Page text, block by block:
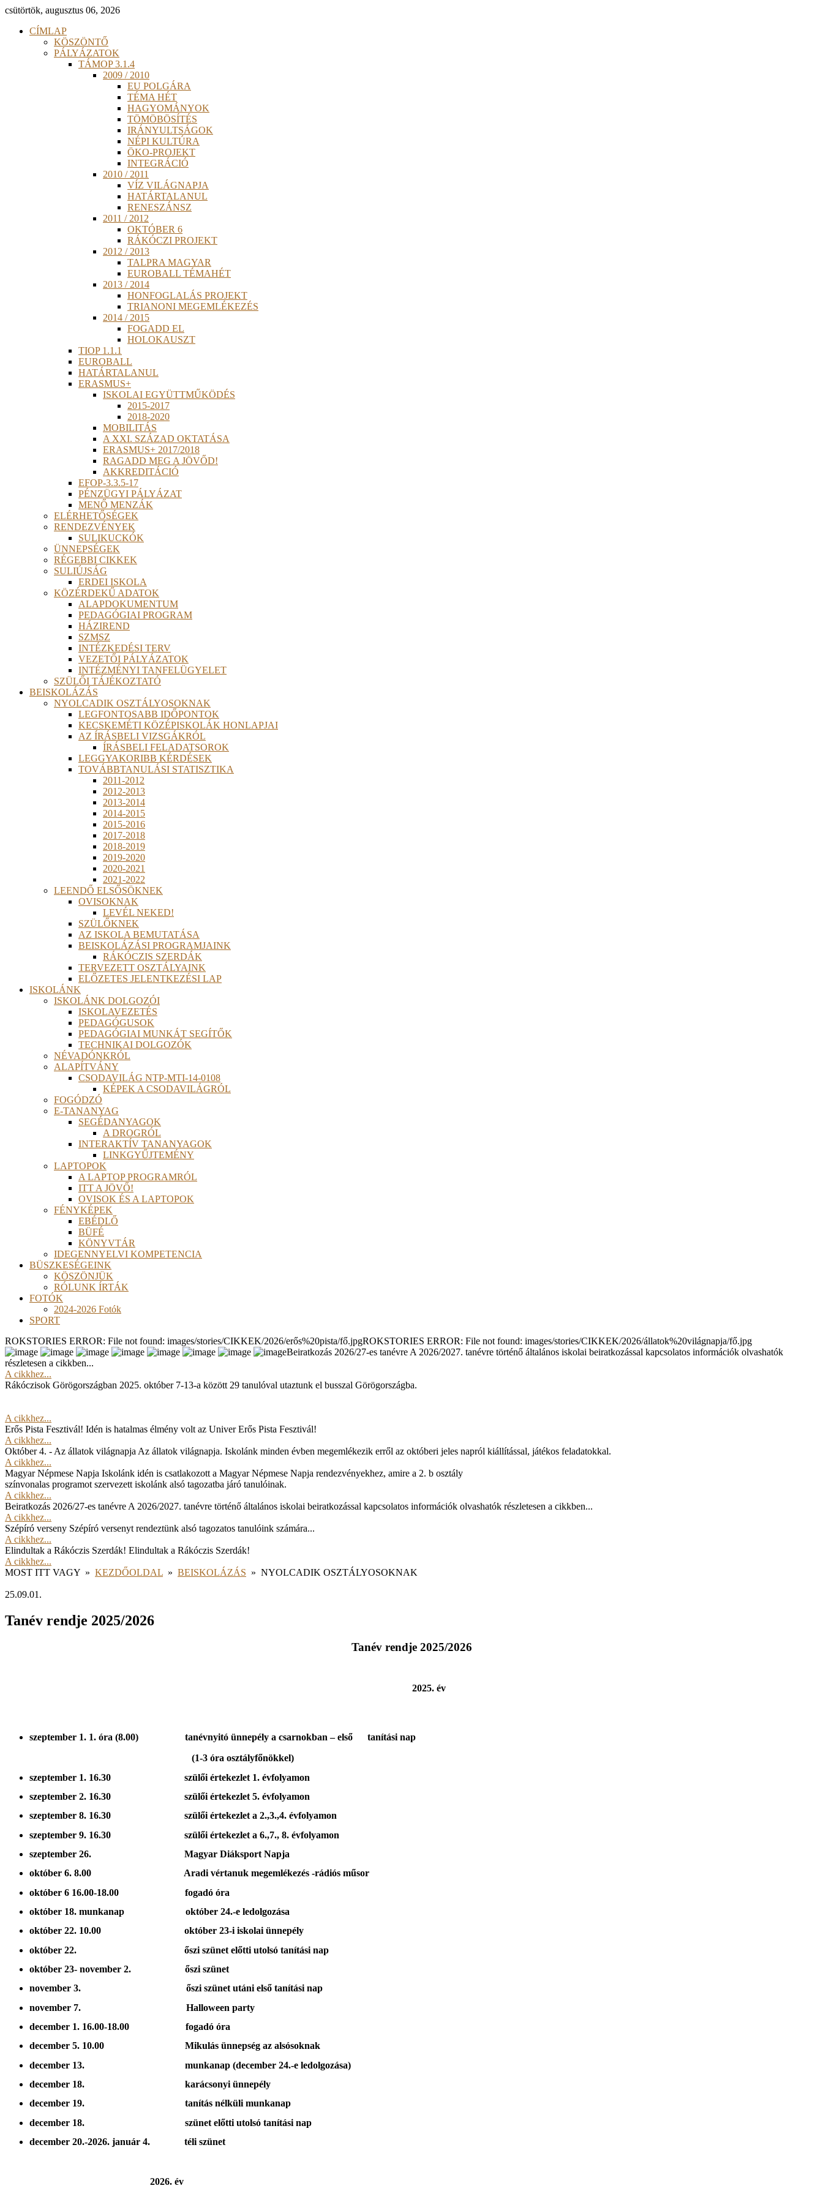
csütörtök, augusztus 06, 2026
CÍMLAP
KÖSZÖNTŐ
PÁLYÁZATOK
TÁMOP 3.1.4
2009 / 2010
EU POLGÁRA
TÉMA HÉT
HAGYOMÁNYOK
TÖMÖBÖSÍTÉS
IRÁNYULTSÁGOK
NÉPI KULTÚRA
ÖKO-PROJEKT
INTEGRÁCIÓ
2010 / 2011
VÍZ VILÁGNAPJA
HATÁRTALANUL
RENESZÁNSZ
2011 / 2012
OKTÓBER 6
RÁKÓCZI PROJEKT
2012 / 2013
TALPRA MAGYAR
EUROBALL TÉMAHÉT
2013 / 2014
HONFOGLALÁS PROJEKT
TRIANONI MEGEMLÉKEZÉS
2014 / 2015
FOGADD EL
HOLOKAUSZT
TIOP 1.1.1
EUROBALL
HATÁRTALANUL
ERASMUS+
ISKOLAI EGYÜTTMŰKÖDÉS
2015-2017
2018-2020
MOBILITÁS
A XXI. SZÁZAD OKTATÁSA
ERASMUS+ 2017/2018
RAGADD MEG A JÖVŐD!
AKKREDITÁCIÓ
EFOP-3.3.5-17
PÉNZÜGYI PÁLYÁZAT
MENŐ MENZÁK
ELÉRHETŐSÉGEK
RENDEZVÉNYEK
SULIKUCKÓK
ÜNNEPSÉGEK
RÉGEBBI CIKKEK
SULIÚJSÁG
ERDEI ISKOLA
KÖZÉRDEKŰ ADATOK
ALAPDOKUMENTUM
PEDAGÓGIAI PROGRAM
HÁZIREND
SZMSZ
INTÉZKEDÉSI TERV
VEZETŐI PÁLYÁZATOK
INTÉZMÉNYI TANFELÜGYELET
SZÜLŐI TÁJÉKOZTATÓ
BEISKOLÁZÁS
NYOLCADIK OSZTÁLYOSOKNAK
LEGFONTOSABB IDŐPONTOK
KECSKEMÉTI KÖZÉPISKOLÁK HONLAPJAI
AZ ÍRÁSBELI VIZSGÁKRÓL
ÍRÁSBELI FELADATSOROK
LEGGYAKORIBB KÉRDÉSEK
TOVÁBBTANULÁSI STATISZTIKA
2011-2012
2012-2013
2013-2014
2014-2015
2015-2016
2017-2018
2018-2019
2019-2020
2020-2021
2021-2022
LEENDŐ ELSŐSÖKNEK
OVISOKNAK
LEVÉL NEKED!
SZÜLŐKNEK
AZ ISKOLA BEMUTATÁSA
BEISKOLÁZÁSI PROGRAMJAINK
RÁKÓCZIS SZERDÁK
TERVEZETT OSZTÁLYAINK
ELŐZETES JELENTKEZÉSI LAP
ISKOLÁNK
ISKOLÁNK DOLGOZÓI
ISKOLAVEZETÉS
PEDAGÓGUSOK
PEDAGÓGIAI MUNKÁT SEGÍTŐK
TECHNIKAI DOLGOZÓK
NÉVADÓNKRÓL
ALAPÍTVÁNY
CSODAVILÁG NTP-MTI-14-0108
KÉPEK A CSODAVILÁGRÓL
FOGÓDZÓ
E-TANANYAG
SEGÉDANYAGOK
A DROGRÓL
INTERAKTÍV TANANYAGOK
LINKGYŰJTEMÉNY
LAPTOPOK
A LAPTOP PROGRAMRÓL
ITT A JÖVŐ!
OVISOK ÉS A LAPTOPOK
FÉNYKÉPEK
EBÉDLŐ
BÜFÉ
KÖNYVTÁR
IDEGENNYELVI KOMPETENCIA
BÜSZKESÉGEINK
KÖSZÖNJÜK
RÓLUNK ÍRTÁK
FOTÓK
2024-2026 Fotók
SPORT
ROKSTORIES ERROR: File not found: images/stories/CIKKEK/2026/erős%20pista/fő.jpgROKSTORIES ERROR: File not found: images/stories/CIKKEK/2026/állatok%20világnapja/fő.jpg
Beiratkozás 2026/27-es tanévre A 2026/2027. tanévre történő általános iskolai beiratkozással kapcsolatos információk olvashatók
részletesen a cikkben...
A cikkhez...
Rákóczisok Görögországban 2025. október 7-13-a között 29 tanulóval utaztunk el busszal Görögországba.
A cikkhez...
Erős Pista Fesztivál! Idén is hatalmas élmény volt az Univer Erős Pista Fesztivál!
A cikkhez...
Október 4. - Az állatok világnapja Az állatok világnapja. Iskolánk minden évben megemlékezik erről az októberi jeles napról kiállítással, játékos feladatokkal.
A cikkhez...
Magyar Népmese Napja Iskolánk idén is csatlakozott a Magyar Népmese Napja rendezvényekhez, amire a 2. b osztály
színvonalas programot szervezett iskolánk alsó tagozatba járó tanulóinak.
A cikkhez...
Beiratkozás 2026/27-es tanévre A 2026/2027. tanévre történő általános iskolai beiratkozással kapcsolatos információk olvashatók részletesen a cikkben...
A cikkhez...
Szépíró verseny Szépíró versenyt rendeztünk alsó tagozatos tanulóink számára...
A cikkhez...
Elindultak a Rákóczis Szerdák! Elindultak a Rákóczis Szerdák!
A cikkhez...
MOST ITT VAGY » KEZDŐOLDAL » BEISKOLÁZÁS » NYOLCADIK OSZTÁLYOSOKNAK
25.09.01.
Tanév rendje 2025/2026
Tanév rendje 2025/2026
2025. év
szeptember 1. 1. óra (8.00) tanévnyitó ünnepély a csarnokban – első tanítási nap
(1-3 óra osztályfőnökkel)
szeptember 1. 16.30 szülői értekezlet 1. évfolyamon
szeptember 2. 16.30 szülői értekezlet 5. évfolyamon
szeptember 8. 16.30 szülői értekezlet a 2.,3.,4. évfolyamon
szeptember 9. 16.30 szülői értekezlet a 6.,7., 8. évfolyamon
szeptember 26. Magyar Diáksport Napja
október 6. 8.00 Aradi vértanuk megemlékezés -rádiós műsor
október 6 16.00-18.00 fogadó óra
október 18. munkanap október 24.-e ledolgozása
október 22. 10.00 október 23-i iskolai ünnepély
október 22. őszi szünet előtti utolsó tanítási nap
október 23- november 2. őszi szünet
november 3. őszi szünet utáni első tanítási nap
november 7. Halloween party
december 1. 16.00-18.00 fogadó óra
december 5. 10.00 Mikulás ünnepség az alsósoknak
december 13. munkanap (december 24.-e ledolgozása)
december 18. karácsonyi ünnepély
december 19. tanítás nélküli munkanap
december 18. szünet előtti utolsó tanítási nap
december 20.-2026. január 4. téli szünet
2026. év